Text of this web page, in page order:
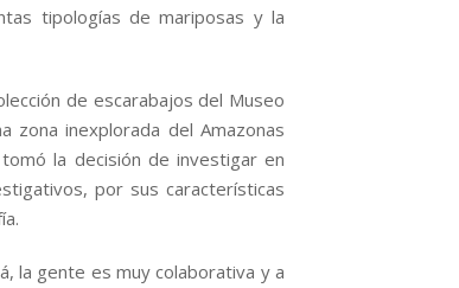
tipologías de mariposas y la
de escarabajos del Museo
inexplorada del Amazonas
la decisión de investigar en
por sus características
la gente es muy colaborativa y a